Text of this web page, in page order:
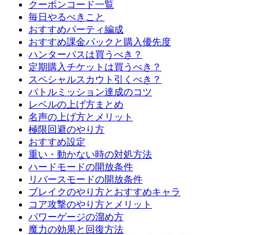
クーポンコード一覧
毎日やるべきこと
おすすめパーティ編成
おすすめ課金パックと購入優先度
ハンターパスは買うべき？
定期購入チケットは買うべき？
スペシャルスカウト引くべき？
バトルミッション達成のコツ
レベルの上げ方まとめ
名声の上げ方とメリット
極限回避のやり方
おすすめ設定
重い・動かない時の対処方法
ハードモードの開放条件
リバースモードの開放条件
ブレイクのやり方とおすすめキャラ
コア攻撃のやり方とメリット
パワーゲージの溜め方
魔力の効果と回復方法